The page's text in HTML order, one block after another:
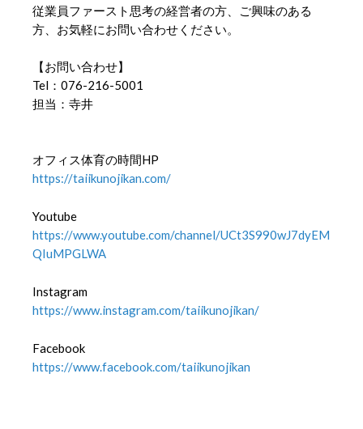
従業員ファースト思考の経営者の方、ご興味のある
方、お気軽にお問い合わせください。
【お問い合わせ】
Tel：076-216-5001
担当：寺井
オフィス体育の時間HP
https://taiikunojikan.com/
Youtube
https://www.youtube.com/channel/UCt3S990wJ7dyEM
QIuMPGLWA
Instagram
https://www.instagram.com/taiikunojikan/
Facebook
https://www.facebook.com/taiikunojikan